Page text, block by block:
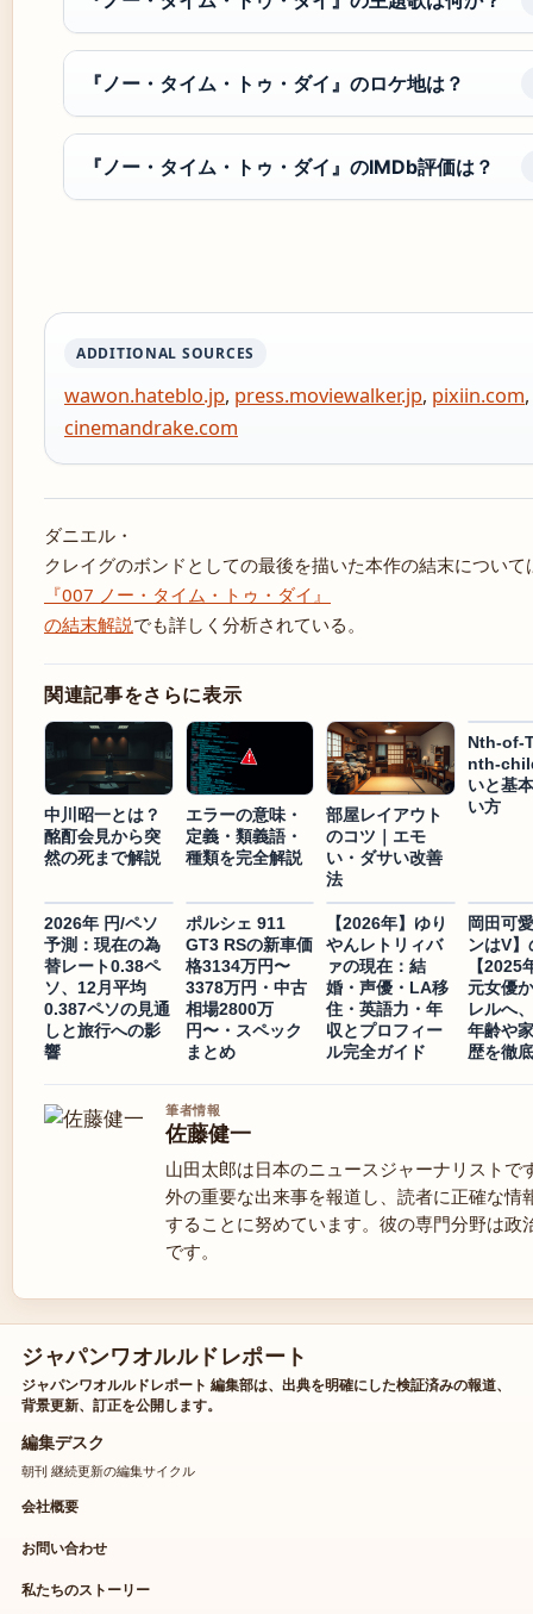
『ノー・タイム・トゥ・ダイ』のロケ地は？
『ノー・タイム・トゥ・ダイ』のIMDb評価は？
ADDITIONAL SOURCES
wawon.hateblo.jp, press.moviewalker.jp, pixiin.com,
cinemandrake.com
ダニエル・
クレイグのボンドとしての最後を描いた本作の結末について
『007 ノー・タイム・トゥ・ダイ』
の結末解説でも詳しく分析されている。
関連記事をさらに表示
中川昭一とは？
酩酊会見から突
然の死まで解説
エラーの意味・
定義・類義語・
種類を完全解説
部屋レイアウト
のコツ｜エモ
い・ダサい改善
法
Nth-of-
nth-
いと基
い方
2026年 円/ペソ
予測：現在の為
替レート0.38ペ
ソ、12月平均
0.387ペソの見通
しと旅行への影
響
ポルシェ 911
GT3 RSの新車価
格3134万円〜
3378万円・中古
相場2800万
円〜・スペック
まとめ
【2026年】ゆり
やんレトリィバ
ァの現在：結
婚・声優・LA移
住・英語力・年
収とプロフィー
ル完全ガイド
岡田可
ンはV】
【2025
元女優
レルへ
年齢や
歴を徹
筆者情報
佐藤健一
山田太郎は日本のニュースジャーナリストで
外の重要な出来事を報道し、読者に正確な情
することに努めています。彼の専門分野は政
です。
ジャパンワオルルドレポート
ジャパンワオルルドレポート 編集部は、出典を明確にした検証済みの報道、
背景更新、訂正を公開します。
編集デスク
朝刊 継続更新の編集サイクル
会社概要
お問い合わせ
私たちのストーリー